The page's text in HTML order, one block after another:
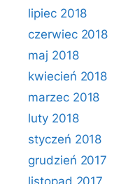
lipiec 2018
czerwiec 2018
maj 2018
kwiecień 2018
marzec 2018
luty 2018
styczeń 2018
grudzień 2017
listopad 2017